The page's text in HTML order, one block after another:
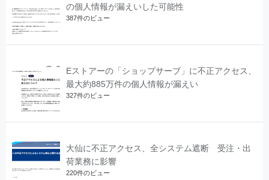
の個人情報が漏えいした可能性
387件のビュー
Eストアーの「ショップサーブ」に不正アクセス、
最大約885万件の個人情報が漏えい
327件のビュー
大仙に不正アクセス、全システム遮断 受注・出
荷業務に影響
220件のビュー